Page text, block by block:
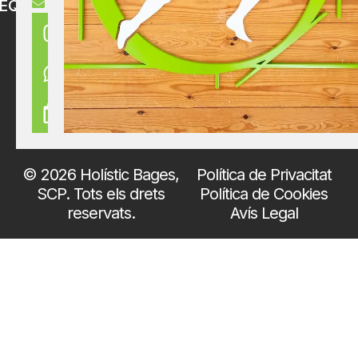
© 2026 Holístic Bages,
SCP. Tots els drets
reservats.
Política de Privacitat
Política de Cookies
Avís Legal